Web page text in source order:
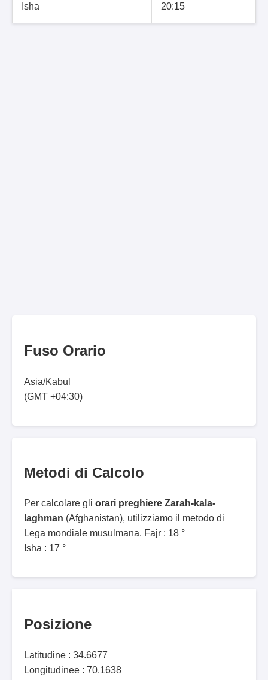
Isha 20:15
Fuso Orario
Asia/Kabul
(GMT +04:30)
Metodi di Calcolo
Per calcolare gli orari preghiere Zarah-kala-
laghman (Afghanistan), utilizziamo il metodo di
Lega mondiale musulmana. Fajr : 18 °
Isha : 17 °
Posizione
Latitudine : 34.6677
Longitudinee : 70.1638